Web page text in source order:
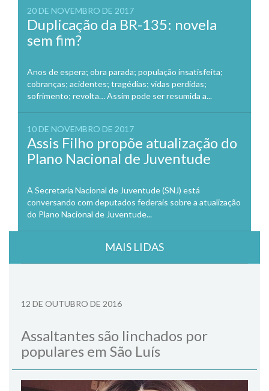
20 DE NOVEMBRO DE 2017
Duplicação da BR-135: novela
sem fim?
Anos de espera; obra parada; população insatisfeita;
cobranças; acidentes; tragédias; vidas perdidas;
sofrimento; revolta… Assim pode ser resumida a...
10 DE NOVEMBRO DE 2017
Assis Filho propõe atualização do
Plano Nacional de Juventude
A Secretaria Nacional de Juventude (SNJ) está
conversando com deputados federais sobre a atualização
do Plano Nacional de Juventude...
MAIS LIDAS
12 DE OUTUBRO DE 2016
Assaltantes são linchados por
populares em São Luís